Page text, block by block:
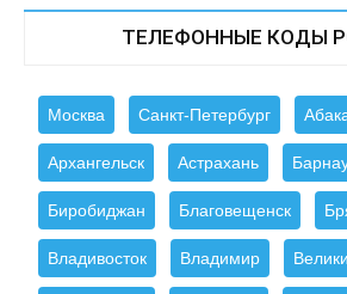
ТЕЛЕФОННЫЕ КОДЫ
Москва Санкт-Петербург
Архангельск Астрахань
Биробиджан Благовещенск
Владивосток Владимир